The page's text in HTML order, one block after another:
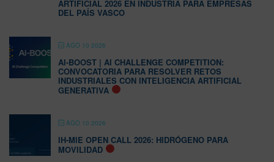
ARTIFICIAL 2026 EN INDUSTRIA PARA EMPRESAS
DEL PAÍS VASCO
AGO 10 2026
AI-BOOST | AI CHALLENGE COMPETITION:
CONVOCATORIA PARA RESOLVER RETOS
INDUSTRIALES CON INTELIGENCIA ARTIFICIAL
GENERATIVA
AGO 10 2026
IH-MIE OPEN CALL 2026: HIDRÓGENO PARA
MOVILIDAD